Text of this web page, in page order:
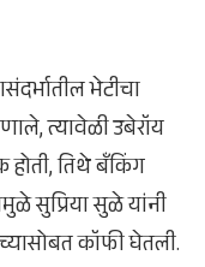
भेटीचा
त्यावेळी उबेरॉय
तिथे बँकिंग
सुप्रिया सुळे यांनी
कॉफी घेतली.